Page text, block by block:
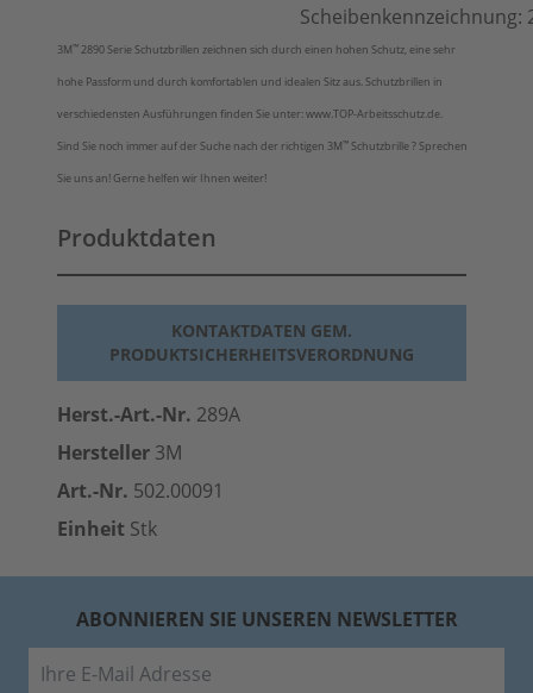
Scheibenkennzeichnung:
3M™ 2890 Serie Schutzbrillen zeichnen sich durch einen hohen Schutz, eine sehr
hohe Passform und durch komfortablen und idealen Sitz aus. Schutzbrillen in
verschiedensten Ausführungen finden Sie unter: www.TOP-Arbeitsschutz.de.
Sind Sie noch immer auf der Suche nach der richtigen 3M™ Schutzbrille ? Sprechen
Sie uns an! Gerne helfen wir Ihnen weiter!
Produktdaten
KONTAKTDATEN GEM.
PRODUKTSICHERHEITSVERORDNUNG
Herst.-Art.-Nr. 289A
Hersteller 3M
Art.-Nr. 502.00091
Einheit Stk
ABONNIEREN SIE UNSEREN NEWSLETTER